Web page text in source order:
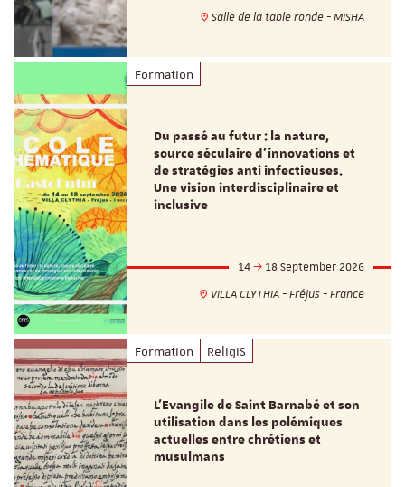
Salle de la table ronde - MISHA
Formation
Du passé au futur : la nature,
source séculaire d’innovations et
de stratégies anti infectieuses.
Une vision interdisciplinaire et
inclusive
14
18 September 2026
VILLA CLYTHIA - Fréjus - France
Formation ReligiS
L’Evangile de Saint Barnabé et son
utilisation dans les polémiques
actuelles entre chrétiens et
musulmans